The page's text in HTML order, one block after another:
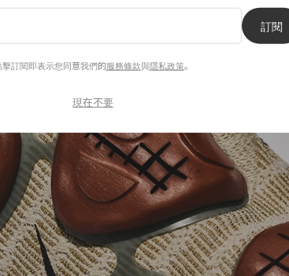
學設計自然結合，更擴大了對於未來鞋類的想
訂閱
擊訂閱即表示您同意我們的服務條款與隱私政策。
現在不要